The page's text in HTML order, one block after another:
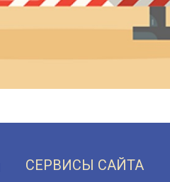
СЕРВИСЫ САЙТА